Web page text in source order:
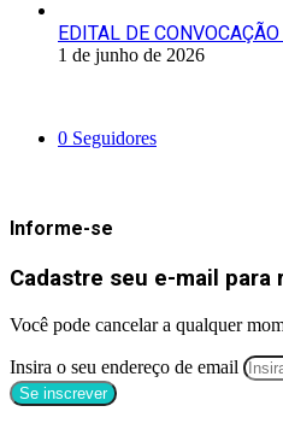
EDITAL DE
1 de junho de 2026
0 Seguidores
Informe-se
Cadastre seu e-mail para
Você pode cancelar a qualquer
Insira o seu endereço de email